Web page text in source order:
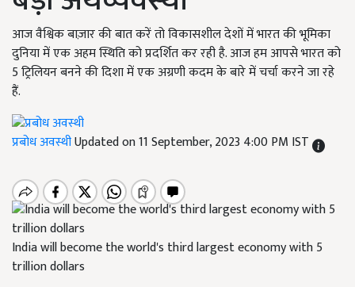
आज वैश्विक बाज़ार की बात करें तो विकासशील देशों में भारत की भूमिका
दुनिया में एक अहम स्थिति को प्रदर्शित कर रही है. आज हम आपसे भारत को
5 ट्रिलियन बनने की दिशा में एक अग्रणी कदम के बारे में चर्चा करने जा रहे
हैं.
प्रबोध अवस्थीUpdated on 11 September, 2023 4:00 PM IST
India will become the world's third largest economy with 5
trillion dollars